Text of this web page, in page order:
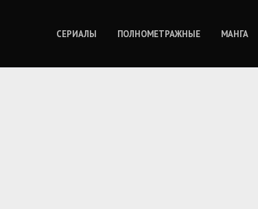
СЕРИАЛЫ ПОЛНОМЕТРАЖНЫЕ МАНГА